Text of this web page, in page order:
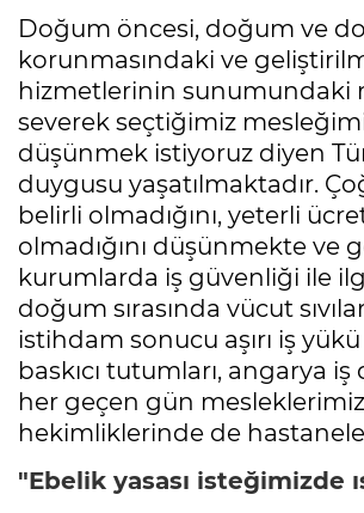
Doğum öncesi, doğum ve
korunmasındaki ve
hizmetlerinin sunumundaki
severek seçtiğimiz
düşünmek istiyoruz diyen
duygusu yaşatılmaktadır.
belirli olmadığını, yeterli
olmadığını düşünmekte ve
kurumlarda iş güvenliği ile
doğum sırasında vücut
istihdam sonucu aşırı iş
baskıcı tutumları, angarya
her geçen gün
hekimliklerinde de
"Ebelik yasası isteğimizde